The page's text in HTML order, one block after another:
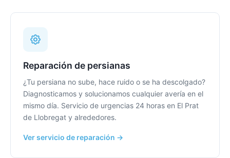
Reparación de persianas
¿Tu persiana no sube, hace ruido o se ha descolgado?
Diagnosticamos y solucionamos cualquier avería en el
mismo día. Servicio de urgencias 24 horas en El Prat
de Llobregat y alrededores.
Ver servicio de reparación →